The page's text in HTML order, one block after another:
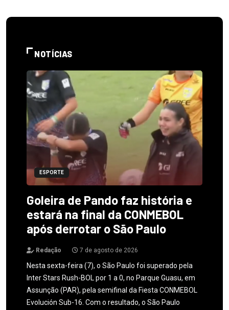
NOTÍCIAS
ESPORTE
Goleira de Pando faz história e
estará na final da CONMEBOL
após derrotar o São Paulo
Redação 7 de agosto de 2026
Nesta sexta-feira (7), o São Paulo foi superado pela
Inter Stars Rush-BOL por 1 a 0, no Parque Guasu, em
Assunção (PAR), pela semifinal da Fiesta CONMEBOL
Evolución Sub-16. Com o resultado, o São Paulo